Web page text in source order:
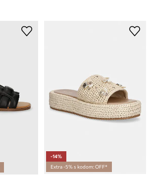
-14%
Extra -5% s kodom: OFF*